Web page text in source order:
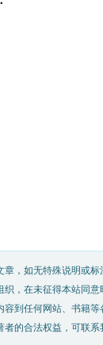
章，如无特殊说明或
织，在未征得本站同意
容到任何网站、书籍
者的合法权益，可联系